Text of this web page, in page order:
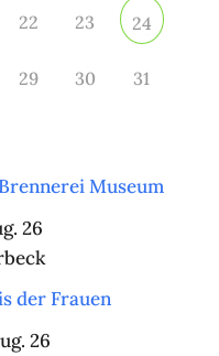
22 23 24
29 30 31
Museum
26
der Frauen
26